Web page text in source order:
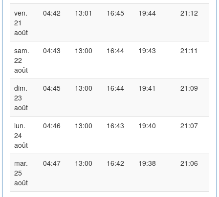
ven.
21
août
04:42 13:01 16:45 19:44 21:12
sam.
22
août
04:43 13:00 16:44 19:43 21:11
dim.
23
août
04:45 13:00 16:44 19:41 21:09
lun.
24
août
04:46 13:00 16:43 19:40 21:07
mar.
25
août
04:47 13:00 16:42 19:38 21:06